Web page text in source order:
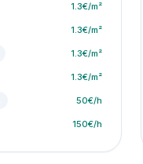
1.3€/m²
1.3€/m²
1.3€/m²
1.3€/m²
50€/h
150€/h